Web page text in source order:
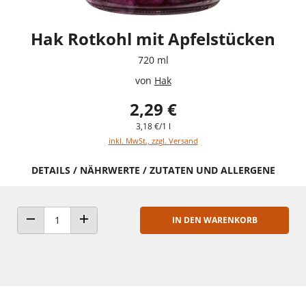
Hak Rotkohl mit Apfelstücken
720 ml
von Hak
2,29 €
3,18 €/1 l
inkl. MwSt., zzgl. Versand
DETAILS / NÄHRWERTE / ZUTATEN UND ALLERGENE
ANZAHL VERRINGERNANZAHL ERHÖHEN
IN DEN WARENKORB